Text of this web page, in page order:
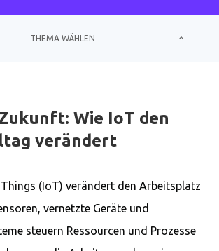
THEMA WÄHLEN
Wie IoT den
verändert
(IoT) verändert den Arbeitsplatz
vernetzte Geräte und
steuern Ressourcen und Prozesse